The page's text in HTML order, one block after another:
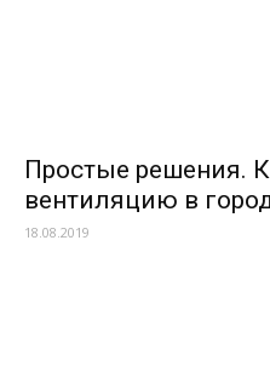
Простые решения.
вентиляцию в
18.08.2019